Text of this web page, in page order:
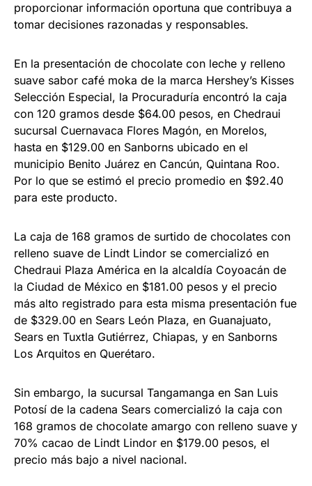
proporcionar información oportuna que contribuya a
tomar decisiones razonadas y responsables.
En la presentación de chocolate con leche y relleno
suave sabor café moka de la marca Hershey’s Kisses
Selección Especial, la Procuraduría encontró la caja
con 120 gramos desde $64.00 pesos, en Chedraui
sucursal Cuernavaca Flores Magón, en Morelos,
hasta en $129.00 en Sanborns ubicado en el
municipio Benito Juárez en Cancún, Quintana Roo.
Por lo que se estimó el precio promedio en $92.40
para este producto.
La caja de 168 gramos de surtido de chocolates con
relleno suave de Lindt Lindor se comercializó en
Chedraui Plaza América en la alcaldía Coyoacán de
la Ciudad de México en $181.00 pesos y el precio
más alto registrado para esta misma presentación fue
de $329.00 en Sears León Plaza, en Guanajuato,
Sears en Tuxtla Gutiérrez, Chiapas, y en Sanborns
Los Arquitos en Querétaro.
Sin embargo, la sucursal Tangamanga en San Luis
Potosí de la cadena Sears comercializó la caja con
168 gramos de chocolate amargo con relleno suave y
70% cacao de Lindt Lindor en $179.00 pesos, el
precio más bajo a nivel nacional.